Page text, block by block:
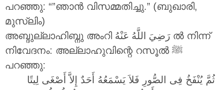
പറഞ്ഞു: “”ഞാൻ വിസമ്മതിച്ചു.” (ബുഖാരി,
മുസ്ലിം)
അബ്ദുല്ലാഹിബ്നു അംറി
ൽ നിന്ന്
നിവേദനം: അല്ലാഹുവിന്റെ റസൂൽ ‎ﷺ
പറഞ്ഞു:
ثُمَّ يُنْفَخُ فِى الصُّورِ فَلاَ يَسْمَعُهُ أَحَدٌ إِلاَّ أَصْغَى لِيتًا